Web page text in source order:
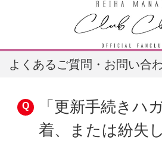
よくあるご質問・お問い合
「更新手続きハ
着、または紛失